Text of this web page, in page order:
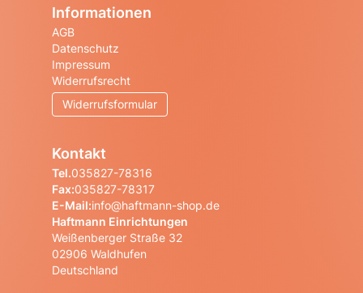
Informationen
AGB
Datenschutz
Impressum
Widerrufsrecht
Widerrufsformular
Kontakt
Tel.035827-78316
Fax:035827-78317
E-Mail:info@haftmann-shop.de
Haftmann Einrichtungen
Weißenberger Straße 32
02906 Waldhufen
Deutschland